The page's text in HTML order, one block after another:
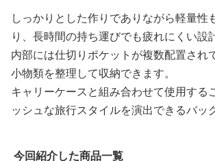
しっかりとした作りでありながら軽量性
り、長時間の持ち運びでも疲れにくい設
内部には仕切りポケットが複数配置され
小物類を整理して収納できます。
キャリーケースと組み合わせて使用する
ッシュな旅行スタイルを演出できるバッ
今回紹介した商品一覧